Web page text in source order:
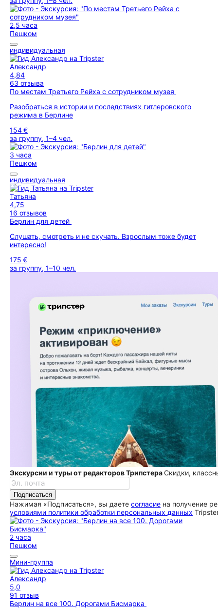
2,5 часа
Пешком
индивидуальная
Александр
4,84
63 отзыва
По местам Третьего Рейха с сотрудником музея
Разобраться в истории и последствиях гитлеровского
режима в Берлине
154 €
за группу, 1–4 чел.
3 часа
Пешком
индивидуальная
Татьяна
4,75
16 отзывов
Берлин для детей
Слушать, смотреть и не скучать. Взрослым тоже будет
интересно!
175 €
за группу, 1–10 чел.
Экскурсии и туры от редакторов ТрипстераСкидки,
Подписаться
Нажимая «Подписаться», вы даете согласие на получение
условиями политики обработки персональных данных
2 часа
Пешком
Мини-группа
Александр
5,0
91 отзыв
Берлин на все 100. Дорогами Бисмарка